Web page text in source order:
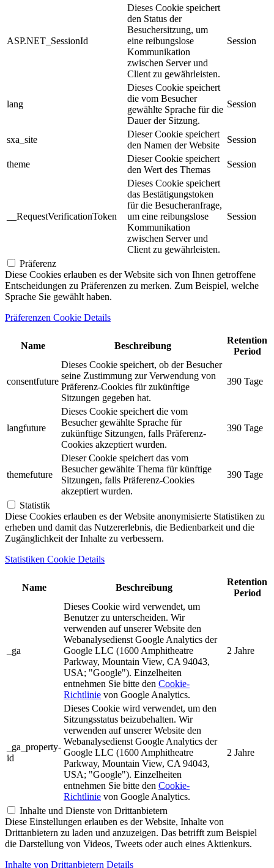
ASP.NET_SessionId
Dieses Cookie speichert
den Status der
Besuchersitzung, um
eine reibungslose
Kommunikation
zwischen Server und
Client zu gewährleisten.
Session
lang
Dieses Cookie speichert
die vom Besucher
gewählte Sprache für die
Dauer der Sitzung.
Session
sxa_site
Dieser Cookie speichert
den Namen der Website
Session
theme
Dieser Cookie speichert
den Wert des Themas
Session
__RequestVerificationToken
Dieses Cookie speichert
das Bestätigungstoken
für die Besucheranfrage,
um eine reibungslose
Kommunikation
zwischen Server und
Client zu gewährleisten.
Session
Präferenz
Diese Cookies erlauben es der Website sich von Ihnen getroffene
Entscheidungen zu Präferenzen zu merken. Zum Beispiel, welche
Sprache Sie gewählt haben.
Präferenzen Cookie Details
Name Beschreibung
Retention
Period
consentfuture
Dieses Cookie speichert, ob der Besucher
seine Zustimmung zur Verwendung von
Präferenz-Cookies für zukünftige
Sitzungen gegeben hat.
390 Tage
langfuture
Dieses Cookie speichert die vom
Besucher gewählte Sprache für
zukünftige Sitzungen, falls Präferenz-
Cookies akzeptiert wurden.
390 Tage
themefuture
Dieser Cookie speichert das vom
Besucher gewählte Thema für künftige
Sitzungen, falls Präferenz-Cookies
akzeptiert wurden.
390 Tage
Statistik
Diese Cookies erlauben es der Website anonymisierte Statistiken zu
erheben und damit das Nutzererlebnis, die Bedienbarkeit und die
Zugänglichkeit der Inhalte zu verbessern.
Statistiken Cookie Details
Name Beschreibung
Retention
Period
_ga
Dieses Cookie wird verwendet, um
Benutzer zu unterscheiden. Wir
verwenden auf unserer Website den
Webanalysedienst Google Analytics der
Google LLC (1600 Amphitheatre
Parkway, Mountain View, CA 94043,
USA; "Google"). Einzelheiten
entnehmen Sie bitte den Cookie-
Richtlinie von Google Analytics.
2 Jahre
_ga_property-
id
Dieses Cookie wird verwendet, um den
Sitzungsstatus beizubehalten. Wir
verwenden auf unserer Website den
Webanalysedienst Google Analytics der
Google LLC (1600 Amphitheatre
Parkway, Mountain View, CA 94043,
USA; "Google"). Einzelheiten
entnehmen Sie bitte den Cookie-
Richtlinie von Google Analytics.
2 Jahre
Inhalte und Dienste von Drittanbietern
Diese Einstellungen erlauben es der Website, Inhalte von
Drittanbietern zu laden und anzuzeigen. Das betrifft zum Beispiel
die Darstellung von Videos, Tweets oder auch eines Aktienkurs.
Inhalte von Drittanbietern Details